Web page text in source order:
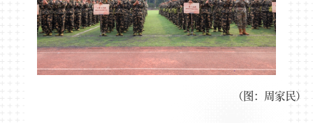
（图：周家民）